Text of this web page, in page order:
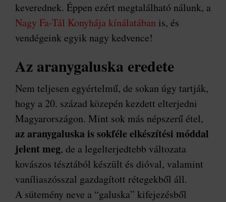
keverednek. Éppen ezért megtalálható nálunk, a
Nagy Fa-Tál Konyhája kínálatában is, és
vendégeink egyik nagy kedvence!
Az aranygaluska eredete
Nem teljesen egyértelmű, de sokan úgy tartják,
hogy a 20. század közepén kezdett elterjedni
Magyarországon. Mint sok más népszerű étel,
az aranygaluska is sokféle elkészítési móddal
jelent meg, de a legelterjedtebb változata
kovászos tésztából készült és dióval, valamint
vaníliaszósszal gazdagított rétegekből áll.
A sütemény neve a “galuska” kifejezésből